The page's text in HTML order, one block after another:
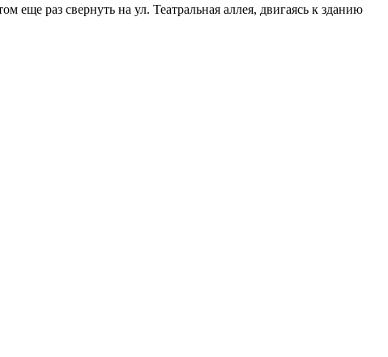
раз свернуть на ул. Театральная аллея, двигаясь к зданию